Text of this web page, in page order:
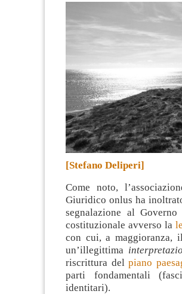
[Stefano Deliperi]
Come noto,
Giuridico onlus ha
segnalazione al
costituzionale avverso la
con cui, a maggioranza,
un’illegittima
riscrittura delpiano
parti fondamentali
identitari).